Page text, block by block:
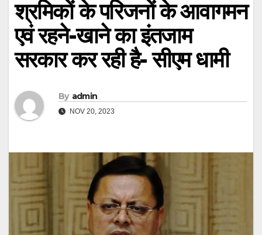
श्रमिकों के परिजनों के आवागमन
एवं रहने-खाने का इंतजाम
सरकार कर रही है- सीएम धामी
By admin
NOV 20, 2023